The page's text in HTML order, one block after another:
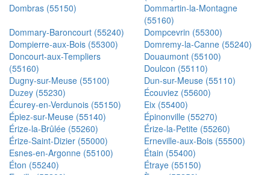
Dombras (55150)
Dommartin-la-Montagne
(55160)
Dommary-Baroncourt (55240)
Dompcevrin (55300)
Dompierre-aux-Bois (55300)
Domremy-la-Canne (55240)
Doncourt-aux-Templiers
(55160)
Douaumont (55100)
Doulcon (55110)
Dugny-sur-Meuse (55100)
Dun-sur-Meuse (55110)
Duzey (55230)
Écouviez (55600)
Écurey-en-Verdunois (55150)
Eix (55400)
Épiez-sur-Meuse (55140)
Épinonville (55270)
Érize-la-Brûlée (55260)
Érize-la-Petite (55260)
Érize-Saint-Dizier (55000)
Erneville-aux-Bois (55500)
Esnes-en-Argonne (55100)
Étain (55400)
Éton (55240)
Étraye (55150)